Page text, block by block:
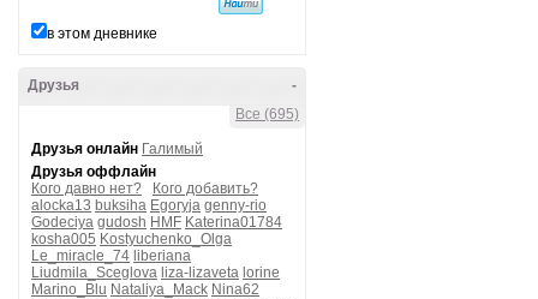
в этом дневнике
-
Друзья
Все (695)
Друзья онлайн Галимый
Друзья оффлайн
Кого давно нет?
Кого добавить?
alocka13 buksiha Egoryja genny-rio
Godeciya gudosh HMF Katerina01784
kosha005 Kostyuchenko_Olga
Le_miracle_74 liberiana
Liudmila_Sceglova liza-lizaveta lorine
Marino_Blu Nataliya_Mack Nina62